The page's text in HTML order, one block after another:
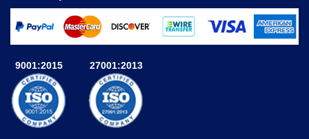
9001:2015 27001:2013